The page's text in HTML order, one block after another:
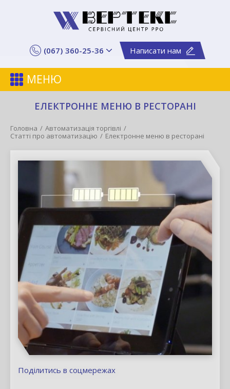
(067) 360-25-36 Написати нам
МЕНЮ
ЕЛЕКТРОННЕ МЕНЮ В РЕСТОРАНІ
Головна
Автоматизація торгівлі
Статті про автоматизацію
Електронне меню в ресторані
Поділитись в соцмережах